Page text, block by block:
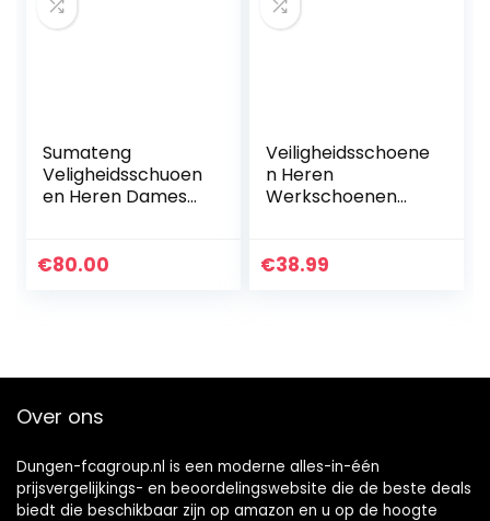
Sumateng
Veligheidsschuoen
en Heren Dames
Ademend Sportief
€80.00
Veiligheidsschoene
n Heren
Werkschoenen
Unisex
€38.99
Over ons
Dungen-fcagroup.nl is een moderne alles-in-één
prijsvergelijkings- en beoordelingswebsite die de beste deals
biedt die beschikbaar zijn op amazon en u op de hoogte